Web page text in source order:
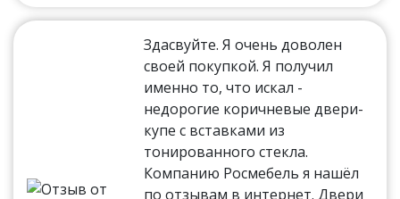
Здасвуйте. Я очень доволен
своей покупкой. Я получил
именно то, что искал -
недорогие коричневые двери-
купе с вставками из
тонированного стекла.
Компанию Росмебель я нашёл
по отзывам в интернет. Двери